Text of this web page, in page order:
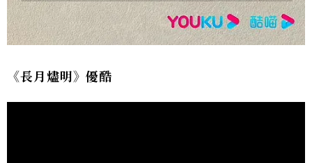
《長月燼明》優酷